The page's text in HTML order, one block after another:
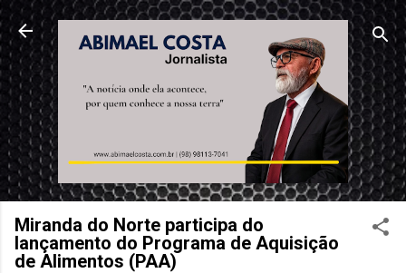
Pular para o conteúdo principal
Miranda do Norte participa do
lançamento do Programa de Aquisição
de Alimentos (PAA)